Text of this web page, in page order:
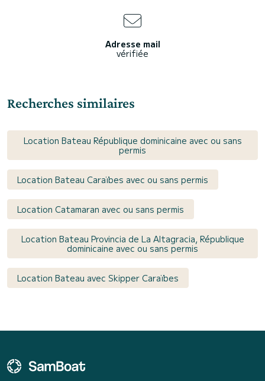
Adresse mail
vérifiée
Recherches similaires
Location Bateau République dominicaine avec ou sans
permis
Location Bateau Caraïbes avec ou sans permis
Location Catamaran avec ou sans permis
Location Bateau Provincia de La Altagracia, République
dominicaine avec ou sans permis
Location Bateau avec Skipper Caraïbes